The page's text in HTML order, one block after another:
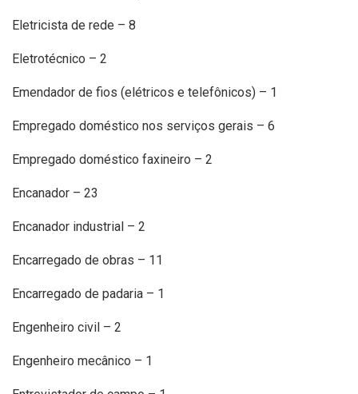
Eletricista de rede – 8
Eletrotécnico – 2
Emendador de fios (elétricos e telefônicos) – 1
Empregado doméstico nos serviços gerais – 6
Empregado doméstico faxineiro – 2
Encanador – 23
Encanador industrial – 2
Encarregado de obras – 11
Encarregado de padaria – 1
Engenheiro civil – 2
Engenheiro mecânico – 1